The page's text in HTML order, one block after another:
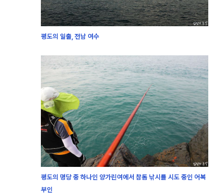
평도의 일출, 전남 여수
평도의 명당 중 하나인 양가린여에서 참돔 낚시를 시도 중인 어복
부인